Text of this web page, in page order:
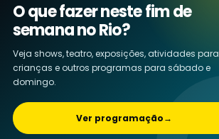
O que fazer neste fim de
semana no Rio?
Veja shows, teatro, exposições, atividades para
crianças e outros programas para sábado e
domingo.
Ver programação→